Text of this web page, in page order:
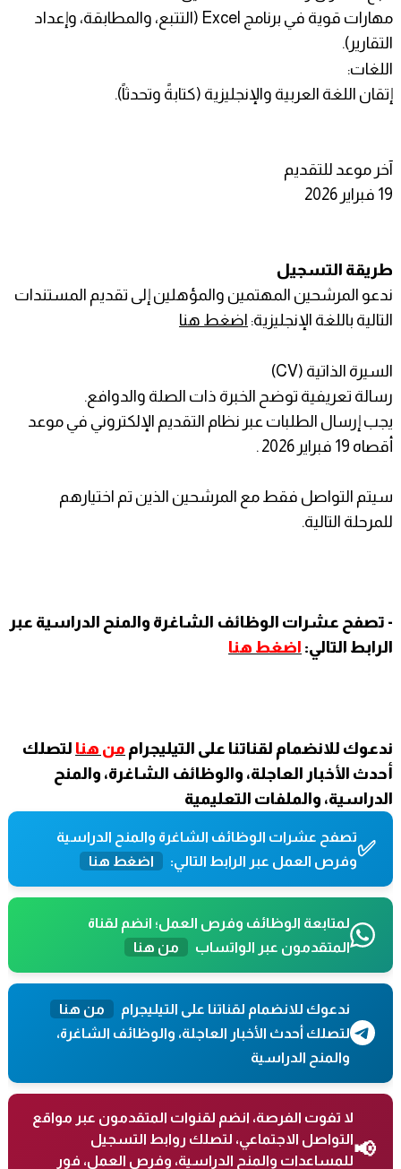
مهارات قوية في برنامج Excel (التتبع، والمطابقة، وإعداد
التقارير).
اللغات:
إتقان اللغة العربية والإنجليزية (كتابةً وتحدثاً).
آخر موعد للتقديم
19 فبراير 2026
طريقة التسجيل
ندعو المرشحين المهتمين والمؤهلين إلى تقديم المستندات
التالية باللغة الإنجليزية: اضغط هنا
السيرة الذاتية (CV)
رسالة تعريفية توضح الخبرة ذات الصلة والدوافع.
يجب إرسال الطلبات عبر نظام التقديم الإلكتروني في موعد
أقصاه 19 فبراير 2026 .
سيتم التواصل فقط مع المرشحين الذين تم اختيارهم
للمرحلة التالية.
- تصفح عشرات الوظائف الشاغرة والمنح الدراسية عبر
الرابط التالي: اضغط هنا
ندعوك للانضمام لقناتنا على التيليجرام من هنا لتصلك
أحدث الأخبار العاجلة، والوظائف الشاغرة، والمنح
الدراسية، والملفات التعليمية
✅تصفح عشرات الوظائف الشاغرة والمنح الدراسية
وفرص العمل عبر الرابط التالي:
اضغط هنا
لمتابعة الوظائف وفرص العمل؛ انضم لقناة
المتقدمون عبر الواتساب
من هنا
ندعوك للانضمام لقناتنا على التيليجرام
من هنا
لتصلك أحدث الأخبار العاجلة، والوظائف الشاغرة،
والمنح الدراسية
📢
لا تفوت الفرصة، انضم لقنوات المتقدمون عبر مواقع
التواصل الاجتماعي، لتصلك روابط التسجيل
للمساعدات والمنح الدراسية، وفرص العمل، فور